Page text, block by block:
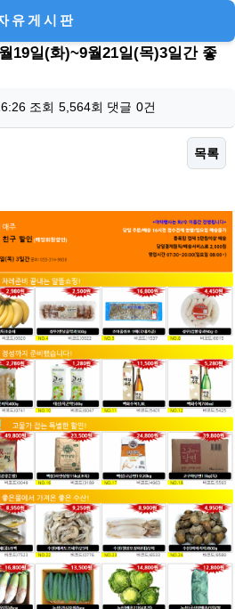
유게시판
19일(화)~9월21일(목)3일간 좋
조회 5,564회 댓글 0건
목록